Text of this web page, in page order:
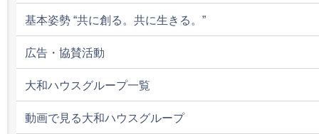
基本姿勢 “共に創る。共に生きる。”
広告・協賛活動
大和ハウスグループ一覧
動画で見る大和ハウスグループ